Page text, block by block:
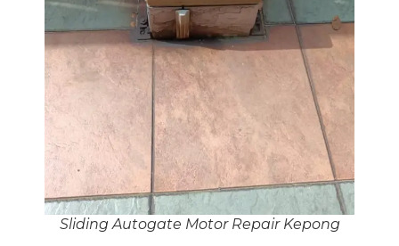
Sliding Autogate Motor Repair Kepong